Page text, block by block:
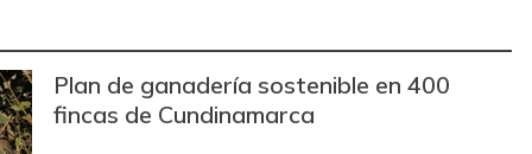
$ 1.333,00 -$ 584,00 -30,46%
Plan de ganadería sostenible en 400
fincas de Cundinamarca